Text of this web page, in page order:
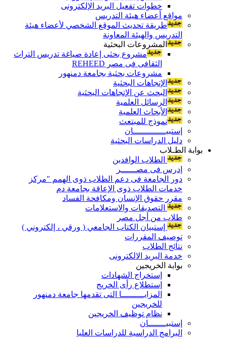
خطوات تفعيل البريد الإلكترونى
مواقع أعضاء هيئة التدريس
طريقة تحديث الموقع الشخصي لأعضاء هيئة
التدريس والهيئة المعاونة
المشروعات البحثية
مشروع بحثى إعادة صياغة تدريس التراث
الثقافى فى مصر REHEED
مشروعات بحثية بجامعة دمنهور
الإتجاهات البحثية
البحث عن الإتجاهات البحثية
الرسائل العلمية
الأبحاث العلمية
نموذج للمبتعث
إستبيـــــــــــــان
دليل الدراسات البحثية
بوابة الطـلاب
الطلاب الوافدين
إدرس فى مصــــــر
دور الجامعة فى دعم الطلاب ذوى الهمم "مركز
خدمات الطلاب ذوى الإعاقة بجامعة دم
مقرر حقوق الإنسان ومكافحة الفساد
التصديقات والاستعلامات
طلاب من أجل مصر
إستبيان الكتاب الجامعي ( ورقي ، إلكتروني )
توصيف المقررات
نتائج الطلاب
خدمة البريد الالكترونى
بوابة الخريجين
إستخراج الشهادات
إستطلاع رأى الخريج
المزايـــــــــا التى تقدمها جامعة دمنهور
للخريجين
نظام توظيف الخريجين
إستبيـــــــان
البرامج الدراسية للدراسات العليا